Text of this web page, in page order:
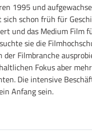
1995 und
sich schon früh für
und das Medium Film
sie die
der Filmbranche
Fokus aber
Die intensive
Anfang sein.